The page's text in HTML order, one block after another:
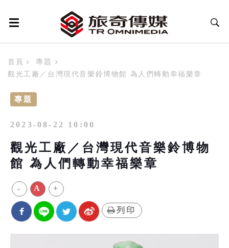
首頁
專題
觀光工廠／台灣現代音樂鈴博物館 為人們轉動幸福樂章
專題
2023-08-22 10:00
觀光工廠／台灣現代音樂鈴博物
館 為人們轉動幸福樂章
- A +
列印